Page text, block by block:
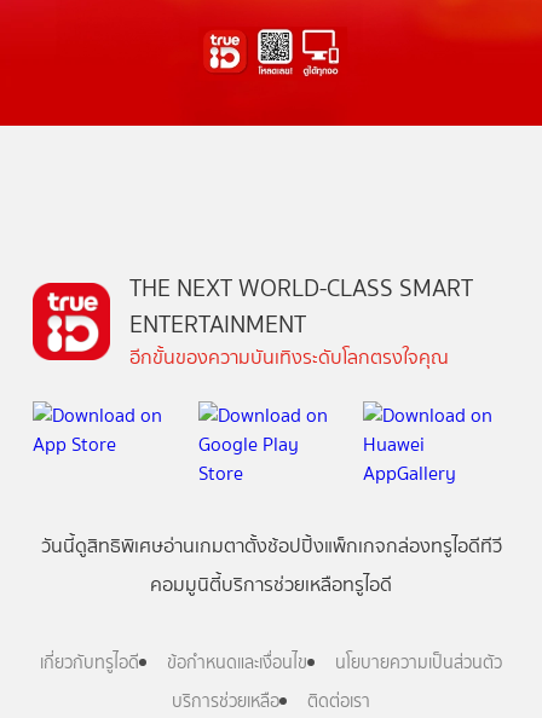
THE NEXT WORLD-CLASS SMART
ENTERTAINMENT
อีกขั้นของความบันเทิงระดับโลกตรงใจคุณ
วันนี้ดูสิทธิพิเศษอ่านเกมตาตั้งช้อปปิ้งแพ็กเกจกล่องทรูไอดีทีวี
คอมมูนิตี้บริการช่วยเหลือทรูไอดี
เกี่ยวกับทรูไอดี ข้อกำหนดและเงื่อนไข
นโยบายความเป็นส่วนตัว
บริการช่วยเหลือ
ติดต่อเรา